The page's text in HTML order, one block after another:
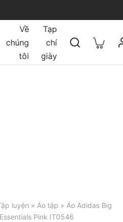
Về
chúng
tôi
Tạp
chí
giày
luyện » Áo tập » Áo Adidas Big
Pink IT0546